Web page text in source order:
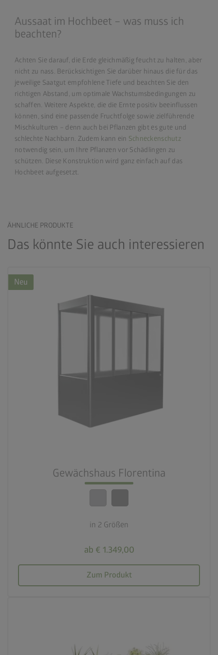
Aussaat im Hochbeet – was muss ich
beachten?
Achten Sie darauf, die Erde gleichmäßig feucht zu halten, aber
nicht zu nass. Berücksichtigen Sie darüber hinaus die für das
jeweilige Saatgut empfohlene Tiefe und beachten Sie den
richtigen Abstand, um optimale Wachstumsbedingungen zu
schaffen. Weitere Aspekte, die die Ernte positiv beeinflussen
können, sind eine passende Fruchtfolge sowie zielführende
Mischkulturen – denn auch bei Pflanzen gibt es gute und
schlechte Nachbarn. Zudem kann ein Schneckenschutz
notwendig sein, um Ihre Pflanzen vor Schädlingen zu
schützen. Diese Konstruktion wird ganz einfach auf das
Hochbeet aufgesetzt.
ÄHNLICHE PRODUKTE
Das könnte Sie auch interessieren
Gewächshaus Florentina
in 2 Größen
ab € 1.349,00
Zum Produkt
2 Größen
crown
Beste Qualität
Neu